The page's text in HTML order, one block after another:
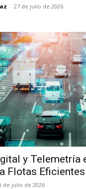
- 27 de julio de 2026
y Telemetría
Flotas
de julio de 2026